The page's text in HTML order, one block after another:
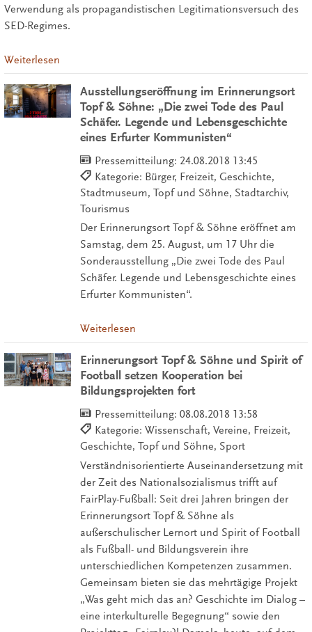
Verwendung als propagandistischen Legitimationsversuch des
SED-Regimes.
Weiterlesen
Ausstellungseröffnung im Erinnerungsort
Topf & Söhne: „Die zwei Tode des Paul
Schäfer. Legende und Lebensgeschichte
eines Erfurter Kommunisten“
Pressemitteilung: 24.08.2018 13:45
Kategorie: Bürger, Freizeit, Geschichte,
Stadtmuseum, Topf und Söhne, Stadtarchiv,
Tourismus
Der Erinnerungsort Topf & Söhne eröffnet am
Samstag, dem 25. August, um 17 Uhr die
Sonderausstellung „Die zwei Tode des Paul
Schäfer. Legende und Lebensgeschichte eines
Erfurter Kommunisten“.
Weiterlesen
Erinnerungsort Topf & Söhne und Spirit of
Football setzen Kooperation bei
Bildungsprojekten fort
Pressemitteilung: 08.08.2018 13:58
Kategorie: Wissenschaft, Vereine, Freizeit,
Geschichte, Topf und Söhne, Sport
Verständnisorientierte Auseinandersetzung mit
der Zeit des Nationalsozialismus trifft auf
FairPlay-Fußball: Seit drei Jahren bringen der
Erinnerungsort Topf & Söhne als
außerschulischer Lernort und Spirit of Football
als Fußball- und Bildungsverein ihre
unterschiedlichen Kompetenzen zusammen.
Gemeinsam bieten sie das mehrtägige Projekt
„Was geht mich das an? Geschichte im Dialog –
eine interkulturelle Begegnung“ sowie den